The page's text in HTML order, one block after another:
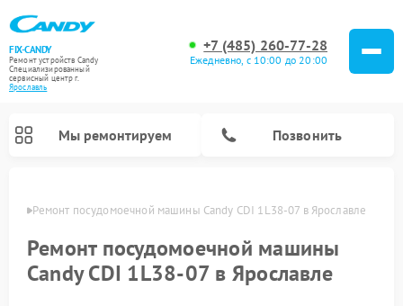
FIX-CANDY
Ремонт устройств Candy
Специализированный
cервисный центр г.
Ярославль
+7 (485) 260-77-28
Ежедневно, с 10:00 до 20:00
Мы ремонтируем Позвонить
Ремонт посудомоечной машины Candy CDI 1L38-07 в Ярославле
Ремонт посудомоечной машины
Candy CDI 1L38-07 в Ярославле